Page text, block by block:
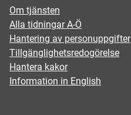
Om tjänsten
Alla tidningar A-Ö
Hantering av personuppgifter
Tillgänglighetsredogörelse
Hantera kakor
Information in English